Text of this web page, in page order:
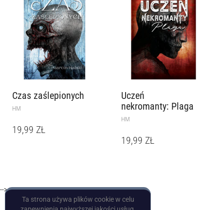
Czas zaślepionych
HM
19,99 ZŁ
Uczeń
nekromanty: Plaga
HM
19,99 ZŁ
-->
Ta strona używa plików cookie w celu